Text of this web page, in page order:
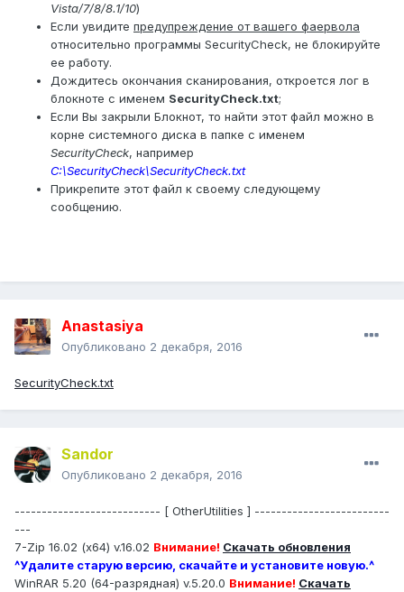
Vista/7/8/8.1/10)
Если увидите предупреждение от вашего фаервола
относительно программы SecurityCheck, не блокируйте
ее работу.
Дождитесь окончания сканирования, откроется лог в
блокноте с именем SecurityCheck.txt;
Если Вы закрыли Блокнот, то найти этот файл можно в
корне системного диска в папке с именем
SecurityCheck, например
C:\SecurityCheck\SecurityCheck.txt
Прикрепите этот файл к своему следующему
сообщению.
Anastasiya
Опубликовано 2 декабря, 2016
SecurityCheck.txt
Sandor
Опубликовано 2 декабря, 2016
--------------------------- [ OtherUtilities ] -------------------------
---
7-Zip 16.02 (x64) v.16.02 Внимание! Скачать обновления
^Удалите старую версию, скачайте и установите новую.^
WinRAR 5.20 (64-разрядная) v.5.20.0 Внимание! Скачать